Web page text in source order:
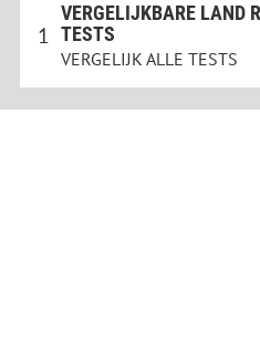
1
VERGELIJKBARE LAND
TESTS
VERGELIJK ALLE TESTS